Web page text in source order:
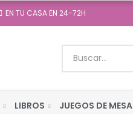
EN TU CASA EN 24-72H
LIBROS JUEGOS DE MESA